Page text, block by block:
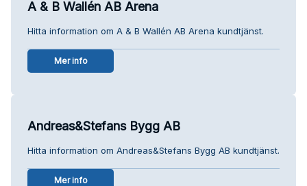
A & B Wallén AB Arena
Hitta information om A & B Wallén AB Arena kundtjänst.
Mer info
Andreas&Stefans Bygg AB
Hitta information om Andreas&Stefans Bygg AB kundtjänst.
Mer info